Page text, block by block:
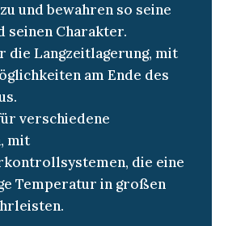
und bewahren so seine
seinen Charakter.
die Langzeitlagerung, mit
am Ende des
verschiedene
mit
die eine
Temperatur in großen